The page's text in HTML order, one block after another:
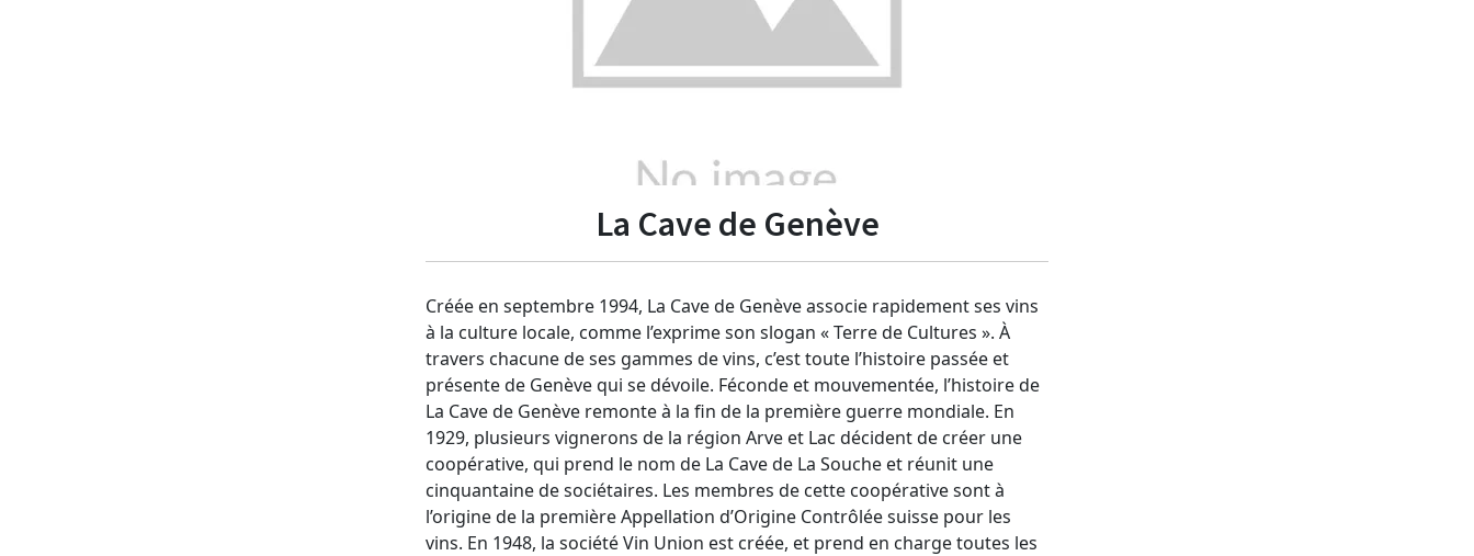
La Cave de Genève
Créée en septembre 1994, La Cave de Genève associe rapidement ses vins
à la culture locale, comme l’exprime son slogan « Terre de Cultures ». À
travers chacune de ses gammes de vins, c’est toute l’histoire passée et
présente de Genève qui se dévoile. Féconde et mouvementée, l’histoire de
La Cave de Genève remonte à la fin de la première guerre mondiale. En
1929, plusieurs vignerons de la région Arve et Lac décident de créer une
coopérative, qui prend le nom de La Cave de La Souche et réunit une
cinquantaine de sociétaires. Les membres de cette coopérative sont à
l’origine de la première Appellation d’Origine Contrôlée suisse pour les
vins. En 1948, la société Vin Union est créée, et prend en charge toutes les